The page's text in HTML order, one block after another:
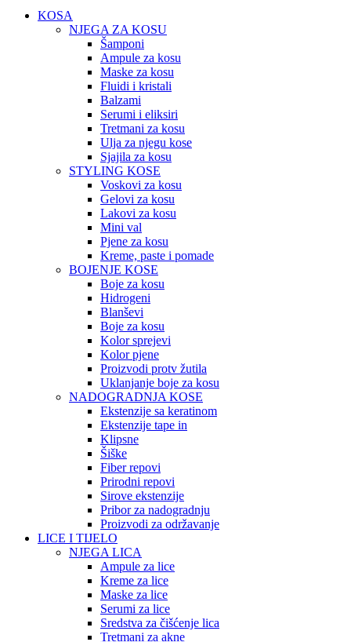
KOSA
NJEGA ZA KOSU
Šamponi
Ampule za kosu
Maske za kosu
Fluidi i kristali
Balzami
Serumi i eliksiri
Tretmani za kosu
Ulja za njegu kose
Sjajila za kosu
STYLING KOSE
Voskovi za kosu
Gelovi za kosu
Lakovi za kosu
Mini val
Pjene za kosu
Kreme, paste i pomade
BOJENJE KOSE
Boje za kosu
Hidrogeni
Blanševi
Boje za kosu
Kolor sprejevi
Kolor pjene
Proizvodi protv žutila
Uklanjanje boje za kosu
NADOGRADNJA KOSE
Ekstenzije sa keratinom
Ekstenzije tape in
Klipsne
Šiške
Fiber repovi
Prirodni repovi
Sirove ekstenzije
Pribor za nadogradnju
Proizvodi za održavanje
LICE I TIJELO
NJEGA LICA
Ampule za lice
Kreme za lice
Maske za lice
Serumi za lice
Sredstva za čišćenje lica
Tretmani za akne